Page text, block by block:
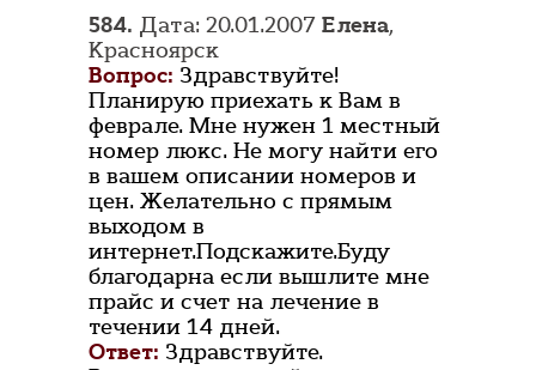
584. Дата: 20.01.2007 Елена,
Красноярск
Вопрос: Здравствуйте!
Планирую приехать к Вам в
феврале. Мне нужен 1 местный
номер люкс. Не могу найти его
в вашем описании номеров и
цен. Желательно с прямым
выходом в
интернет.Подскажите.Буду
благодарна если вышлите мне
прайс и счет на лечение в
течении 14 дней.
Ответ: Здравствуйте.